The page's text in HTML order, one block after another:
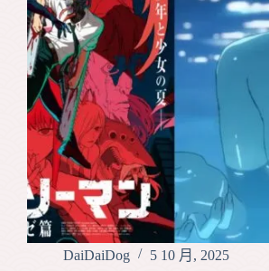
DaiDaiDog 5 10 月, 2025